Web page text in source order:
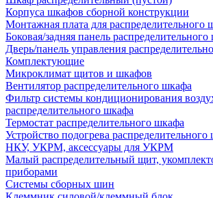
Корпуса шкафов сборной конструкции
Монтажная плата для распределительного
Боковая/задняя панель
Дверь/панель управления
Комплектующие
Микроклимат щитов и шкафов
Вентилятор распределительного шкафа
Фильтр системы кондиционирования
распределительного шкафа
Термостат распределительного шкафа
Устройство подогрева распределительного
НКУ, УКРМ, аксессуары для УКРМ
Малый распределительный щит,
приборами
Системы сборных шин